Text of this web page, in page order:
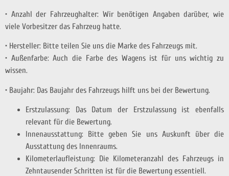
• Anzahl der Fahrzeughalter: Wir benötigen Angaben darüber, wie
viele Vorbesitzer das Fahrzeug hatte.
• Hersteller: Bitte teilen Sie uns die Marke des Fahrzeugs mit.
• Außenfarbe: Auch die Farbe des Wagens ist für uns wichtig zu
wissen.
• Baujahr: Das Baujahr des Fahrzeugs hilft uns bei der Bewertung.
Erstzulassung: Das Datum der Erstzulassung ist ebenfalls
relevant für die Bewertung.
Innenausstattung: Bitte geben Sie uns Auskunft über die
Ausstattung des Innenraums.
Kilometerlaufleistung: Die Kilometeranzahl des Fahrzeugs in
Zehntausender Schritten ist für die Bewertung essentiell.